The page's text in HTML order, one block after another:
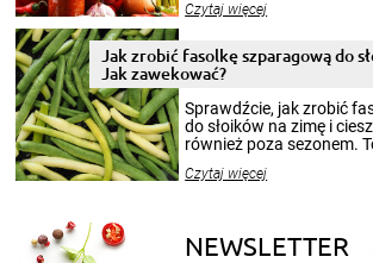
krajobrazów, by cieszyć
pełni poczuć atmosferę
miesięcy. Przygotowanie
patenty, które pozwolą
przetworów.
Czytaj więcej
Jak zrobić fasolkę szparagową do
Jak zawekować?
Sprawdźcie, jak zrobić
do słoików na zimę i
również poza sezonem.
nasze propozycje!
Czytaj więcej
NEWSLETTER